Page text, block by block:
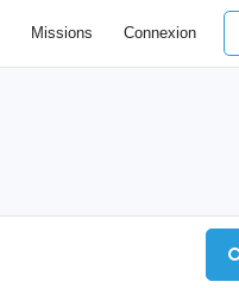
Missions Connexion